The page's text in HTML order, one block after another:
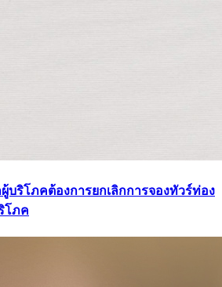
บริโภคต้องการยกเลิกการจองทัวร์ท่อง
โภค